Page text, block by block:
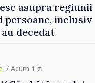
asupra regiunii
persoane, inclusiv
decedat
/ Acum 1 zi